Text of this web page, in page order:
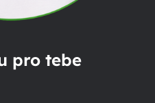
pro tebe